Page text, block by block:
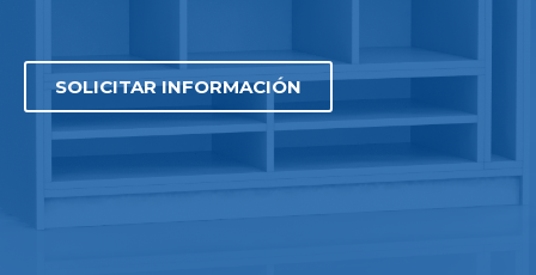
SOLICITAR INFORMACIÓN